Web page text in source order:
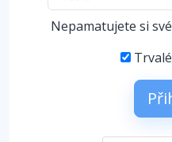
Nepamatujete si